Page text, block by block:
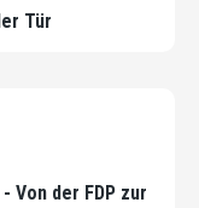
Tür
Von der FDP zur